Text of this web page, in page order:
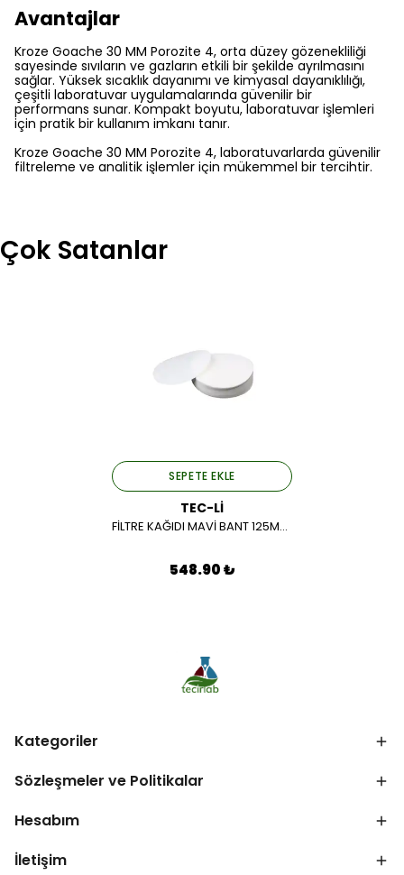
Avantajlar
Kroze Goache 30 MM Porozite 4, orta düzey gözenekliliği
sayesinde sıvıların ve gazların etkili bir şekilde ayrılmasını
sağlar. Yüksek sıcaklık dayanımı ve kimyasal dayanıklılığı,
çeşitli laboratuvar uygulamalarında güvenilir bir
performans sunar. Kompakt boyutu, laboratuvar işlemleri
için pratik bir kullanım imkanı tanır.
Kroze Goache 30 MM Porozite 4, laboratuvarlarda güvenilir
filtreleme ve analitik işlemler için mükemmel bir tercihtir.
Çok Satanlar
SEPETE EKLE
TEC-Lİ
FİLTRE KAĞIDI MAVİ BANT 125MM 1PK.*100AD.
548.90 ₺
Kategoriler
Sözleşmeler ve Politikalar
Hesabım
İletişim